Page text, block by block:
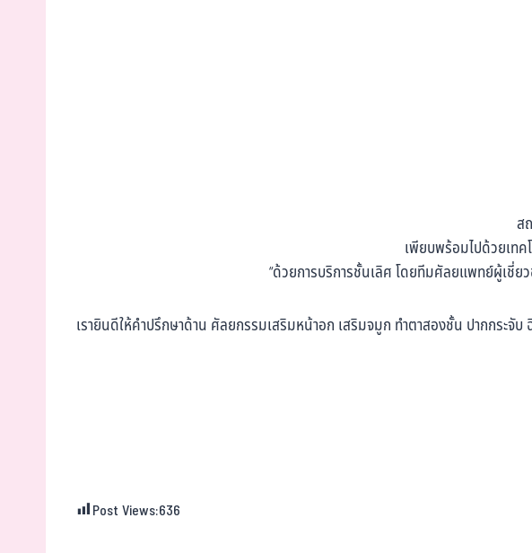
ส
เพียบพร้อมไปด้วยเท
“ด้วยการบริการชั้นเลิศ โดยทีมศัลยแพทย์ผู้เชี่ย
เรายินดีให้คำปรึกษาด้าน ศัลยกรรมเสริมหน้าอก เสริมจมูก ทำตาสองชั้น ปากกระ
Post Views:636